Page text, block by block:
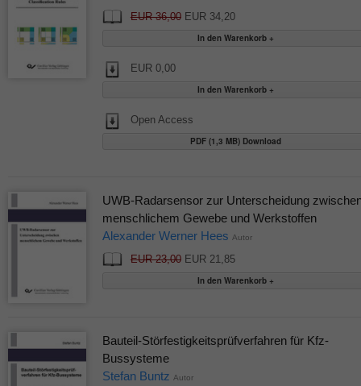
EUR 36,00EUR 34,20
EUR 0,00
Open Access
PDF (1,3 MB) Download
UWB-Radarsensor zur Unterscheidung
menschlichem Gewebe und Werkstoffen
Alexander Werner Hees Autor
EUR 23,00EUR 21,85
Bauteil-Störfestigkeitsprüfverfahren für Kfz-
Bussysteme
Stefan Buntz Autor